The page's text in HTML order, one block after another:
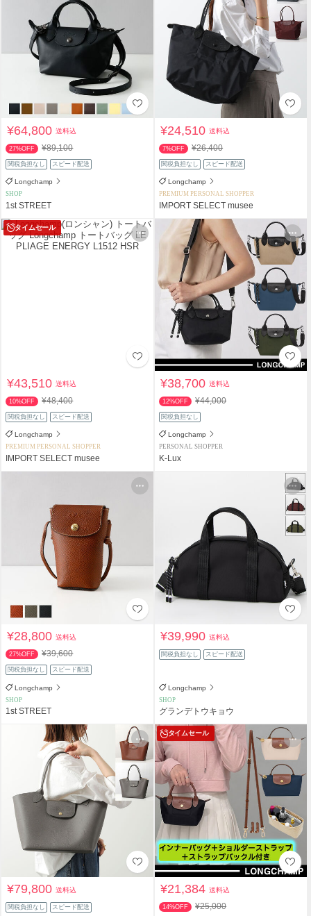
¥64,800送料込
27%OFF ¥89,100
関税負担なし スピード配送
Longchamp
SHOP
1st STREET
¥24,510送料込
7%OFF ¥26,400
関税負担なし スピード配送
Longchamp
PREMIUM PERSONAL SHOPPER
IMPORT SELECT musee
タイムセール
¥43,510送料込
10%OFF ¥48,400
関税負担なし スピード配送
Longchamp
PREMIUM PERSONAL SHOPPER
IMPORT SELECT musee
¥38,700送料込
12%OFF ¥44,000
関税負担なし
Longchamp
PERSONAL SHOPPER
K-Lux
¥28,800送料込
27%OFF ¥39,600
関税負担なし スピード配送
Longchamp
SHOP
1st STREET
¥39,990送料込
関税負担なし スピード配送
Longchamp
SHOP
グランデトウキョウ
¥79,800送料込
関税負担なし スピード配送
タイムセール
¥21,384送料込
14%OFF ¥25,000